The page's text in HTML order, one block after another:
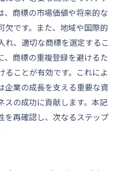
、商標の市場価値や将来的な
欠です。また、地域や国際的
れ、適切な商標を選定するこ
、商標の重複登録を避けるた
ることが有効です。これによ
企業の成長を支える重要な資
スの成功に貢献します。本記
を再確認し、次なるステップ